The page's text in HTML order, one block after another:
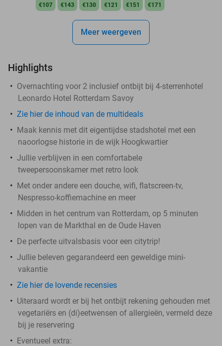
€107 €143 €130 €121 €151 €171
Meer weergeven
Highlights
Overnachting voor 2 inclusief ontbijt bij 4-sterrenhotel
Leonardo Hotel Rotterdam Savoy
Zie hier de inhoud van de multideals
Maak kennis met dit eigentijdse stadshotel met een
naoorlogse historie in de wijk Hoogkwartier
Jullie verblijven in een comfortabele
tweepersoonskamer met retro look
Met onder andere een douche, wifi, flatscreen-tv,
Nespresso-koffiemachine en meer
Midden in het centrum van Rotterdam, op 5 minuten
lopen van de Markthal en de Oude Haven
De perfecte uitvalsbasis voor een citytrip!
Jullie beleven gegarandeerd een geweldige mini-
vakantie
Zie hier de lovende recensies
Uiteraard wordt er bij het ontbijt rekening gehouden met
vegetariërs en (di)eetwensen of allergieën, vermeld deze
bij je reservering
Eventueel extra: